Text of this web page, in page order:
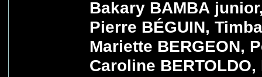
Bakary BAMBA
Pierre BÉGUIN,
Mariette BERGEON,
Caroline